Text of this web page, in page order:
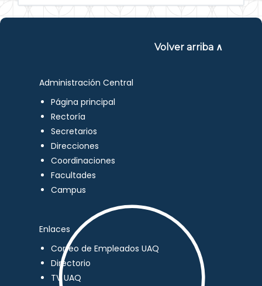
Volver arriba ∧
Administración Central
Página principal
Rectoría
Secretarios
Direcciones
Coordinaciones
Facultades
Campus
Enlaces
Correo de Empleados UAQ
Directorio
TV UAQ